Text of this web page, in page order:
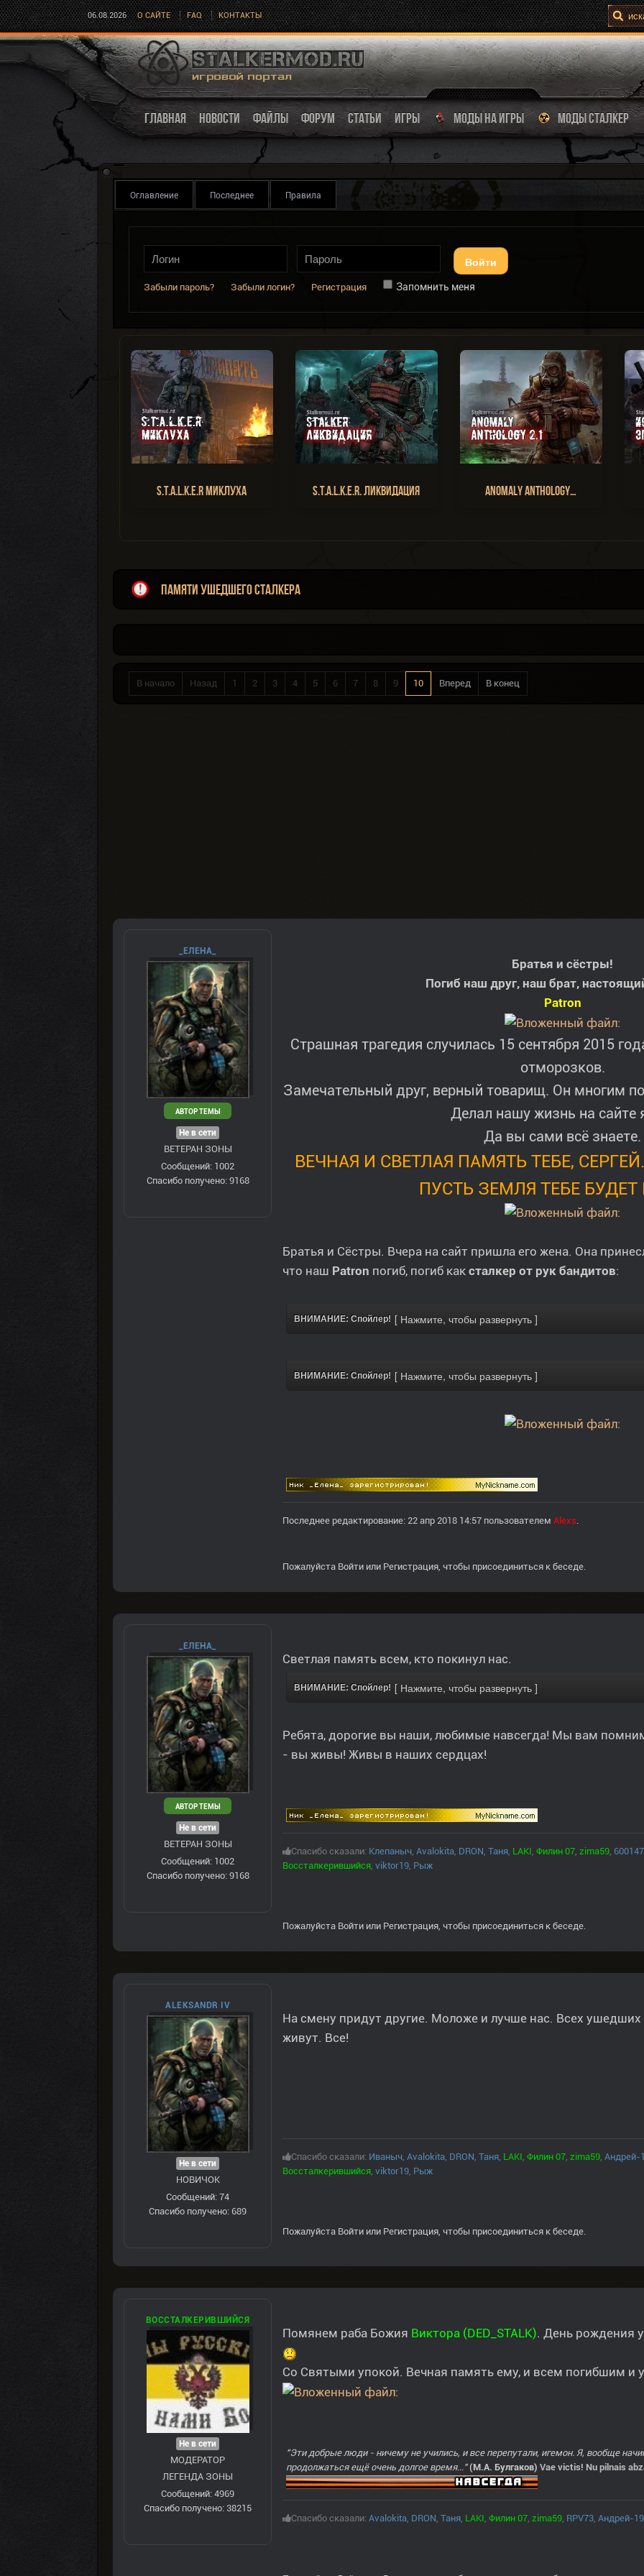
06.08.2026 О САЙТЕ FAQ КОНТАКТЫ
ГЛАВНАЯ НОВОСТИ ФАЙЛЫ ФОРУМ СТАТЬИ ИГРЫ МОДЫ НА ИГРЫ МОДЫ СТАЛКЕР
Оглавление Последнее Правила
Войти
Забыли пароль? Забыли логин? Регистрация Запомнить меня
S.T.A.L.K.E.R Миклуха S.T.A.L.K.E.R. Ликвидация Anomaly Anthology…
Памяти ушедшего Сталкера
В начало Назад 1 2 3 4 5 6 7 8 9 10 Вперед В конец
_ЕЛЕНА_
АВТОР ТЕМЫ
Не в сети
ВЕТЕРАН ЗOНЫ
Сообщений: 1002
Спасибо получено: 9168
Братья и сёстры!
Погиб наш друг, наш брат,
Patron
Страшная трагедия случилась 15 сентября 2015
отморозков.
Замечательный друг, верный товарищ. Он многим
Делал нашу жизнь на сайте
Да вы сами всё знаете.
ВЕЧНАЯ И СВЕТЛАЯ ПАМЯТЬ ТЕБЕ,
ПУСТЬ ЗЕМЛЯ ТЕБЕ
Братья и Сёстры. Вчера на сайт пришла его жена. Она
что наш Patron погиб, погиб как сталкер от рук бандитов:
ВНИМАНИЕ: Спойлер!
ВНИМАНИЕ: Спойлер!
Последнее редактирование: 22 апр 2018 14:57 пользователем Alexs.
Пожалуйста Войти или Регистрация, чтобы присоединиться к беседе.
_ЕЛЕНА_
АВТОР ТЕМЫ
Не в сети
ВЕТЕРАН ЗOНЫ
Сообщений: 1002
Спасибо получено: 9168
Светлая память всем, кто покинул нас.
ВНИМАНИЕ: Спойлер!
Ребята, дорогие вы наши, любимые навсегда! Мы вам
- вы живы! Живы в наших сердцах!
Спасибо сказали: Клепаныч, Avalokita, DRON, Таня, LAKI, Филин 07, zima59, 600147
Воссталкерившийся, viktor19, Рыж
Пожалуйста Войти или Регистрация, чтобы присоединиться к беседе.
ALEKSANDR IV
Не в сети
НОВИЧОК
Сообщений: 74
Спасибо получено: 689
На смену придут другие. Моложе и лучше нас. Всех
живут. Все!
Спасибо сказали: Иваныч, Avalokita, DRON, Таня, LAKI, Филин 07, zima59, Андрей-
Воссталкерившийся, viktor19, Рыж
Пожалуйста Войти или Регистрация, чтобы присоединиться к беседе.
ВОССТАЛКЕРИВШИЙСЯ
Не в сети
МОДЕРАТОР
ЛЕГЕНДА ЗОНЫ
Сообщений: 4969
Спасибо получено: 38215
Помянем раба Божия Виктора (DED_STALK). День рождения
Со Святыми упокой. Вечная память ему, и всем погибшим и
"Эти добрые люди - ничему не учились, и все перепутали, игемон. Я, вообще
продолжаться ещё очень долгое время..." (М.А. Булгаков) Vae victis! Nu pilnais
Спасибо сказали: Avalokita, DRON, Таня, LAKI, Филин 07, zima59, RPV73, Андрей-